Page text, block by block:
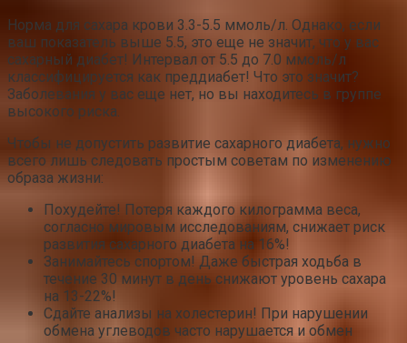
Норма для сахара крови 3.3-5.5 ммоль/л. Однако, если
ваш показатель выше 5.5, это еще не значит, что у вас
сахарный диабет! Интервал от 5.5 до 7.0 ммоль/л
классифицируется как преддиабет! Что это значит?
Заболевания у вас еще нет, но вы находитесь в группе
высокого риска.
Чтобы не допустить развитие сахарного диабета, нужно
всего лишь следовать простым советам по изменению
образа жизни:
Похудейте! Потеря каждого килограмма веса,
согласно мировым исследованиям, снижает риск
развития сахарного диабета на 16%!
Занимайтесь спортом! Даже быстрая ходьба в
течение 30 минут в день снижают уровень сахара
на 13-22%!
Сдайте анализы на холестерин! При нарушении
обмена углеводов часто нарушается и обмен